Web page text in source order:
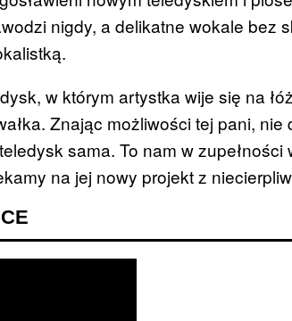
nigdy, a delikatne wokale bez
w którym artystka wije się na
Znając możliwości tej pani, nie
sama. To nam w
na jej nowy projekt z